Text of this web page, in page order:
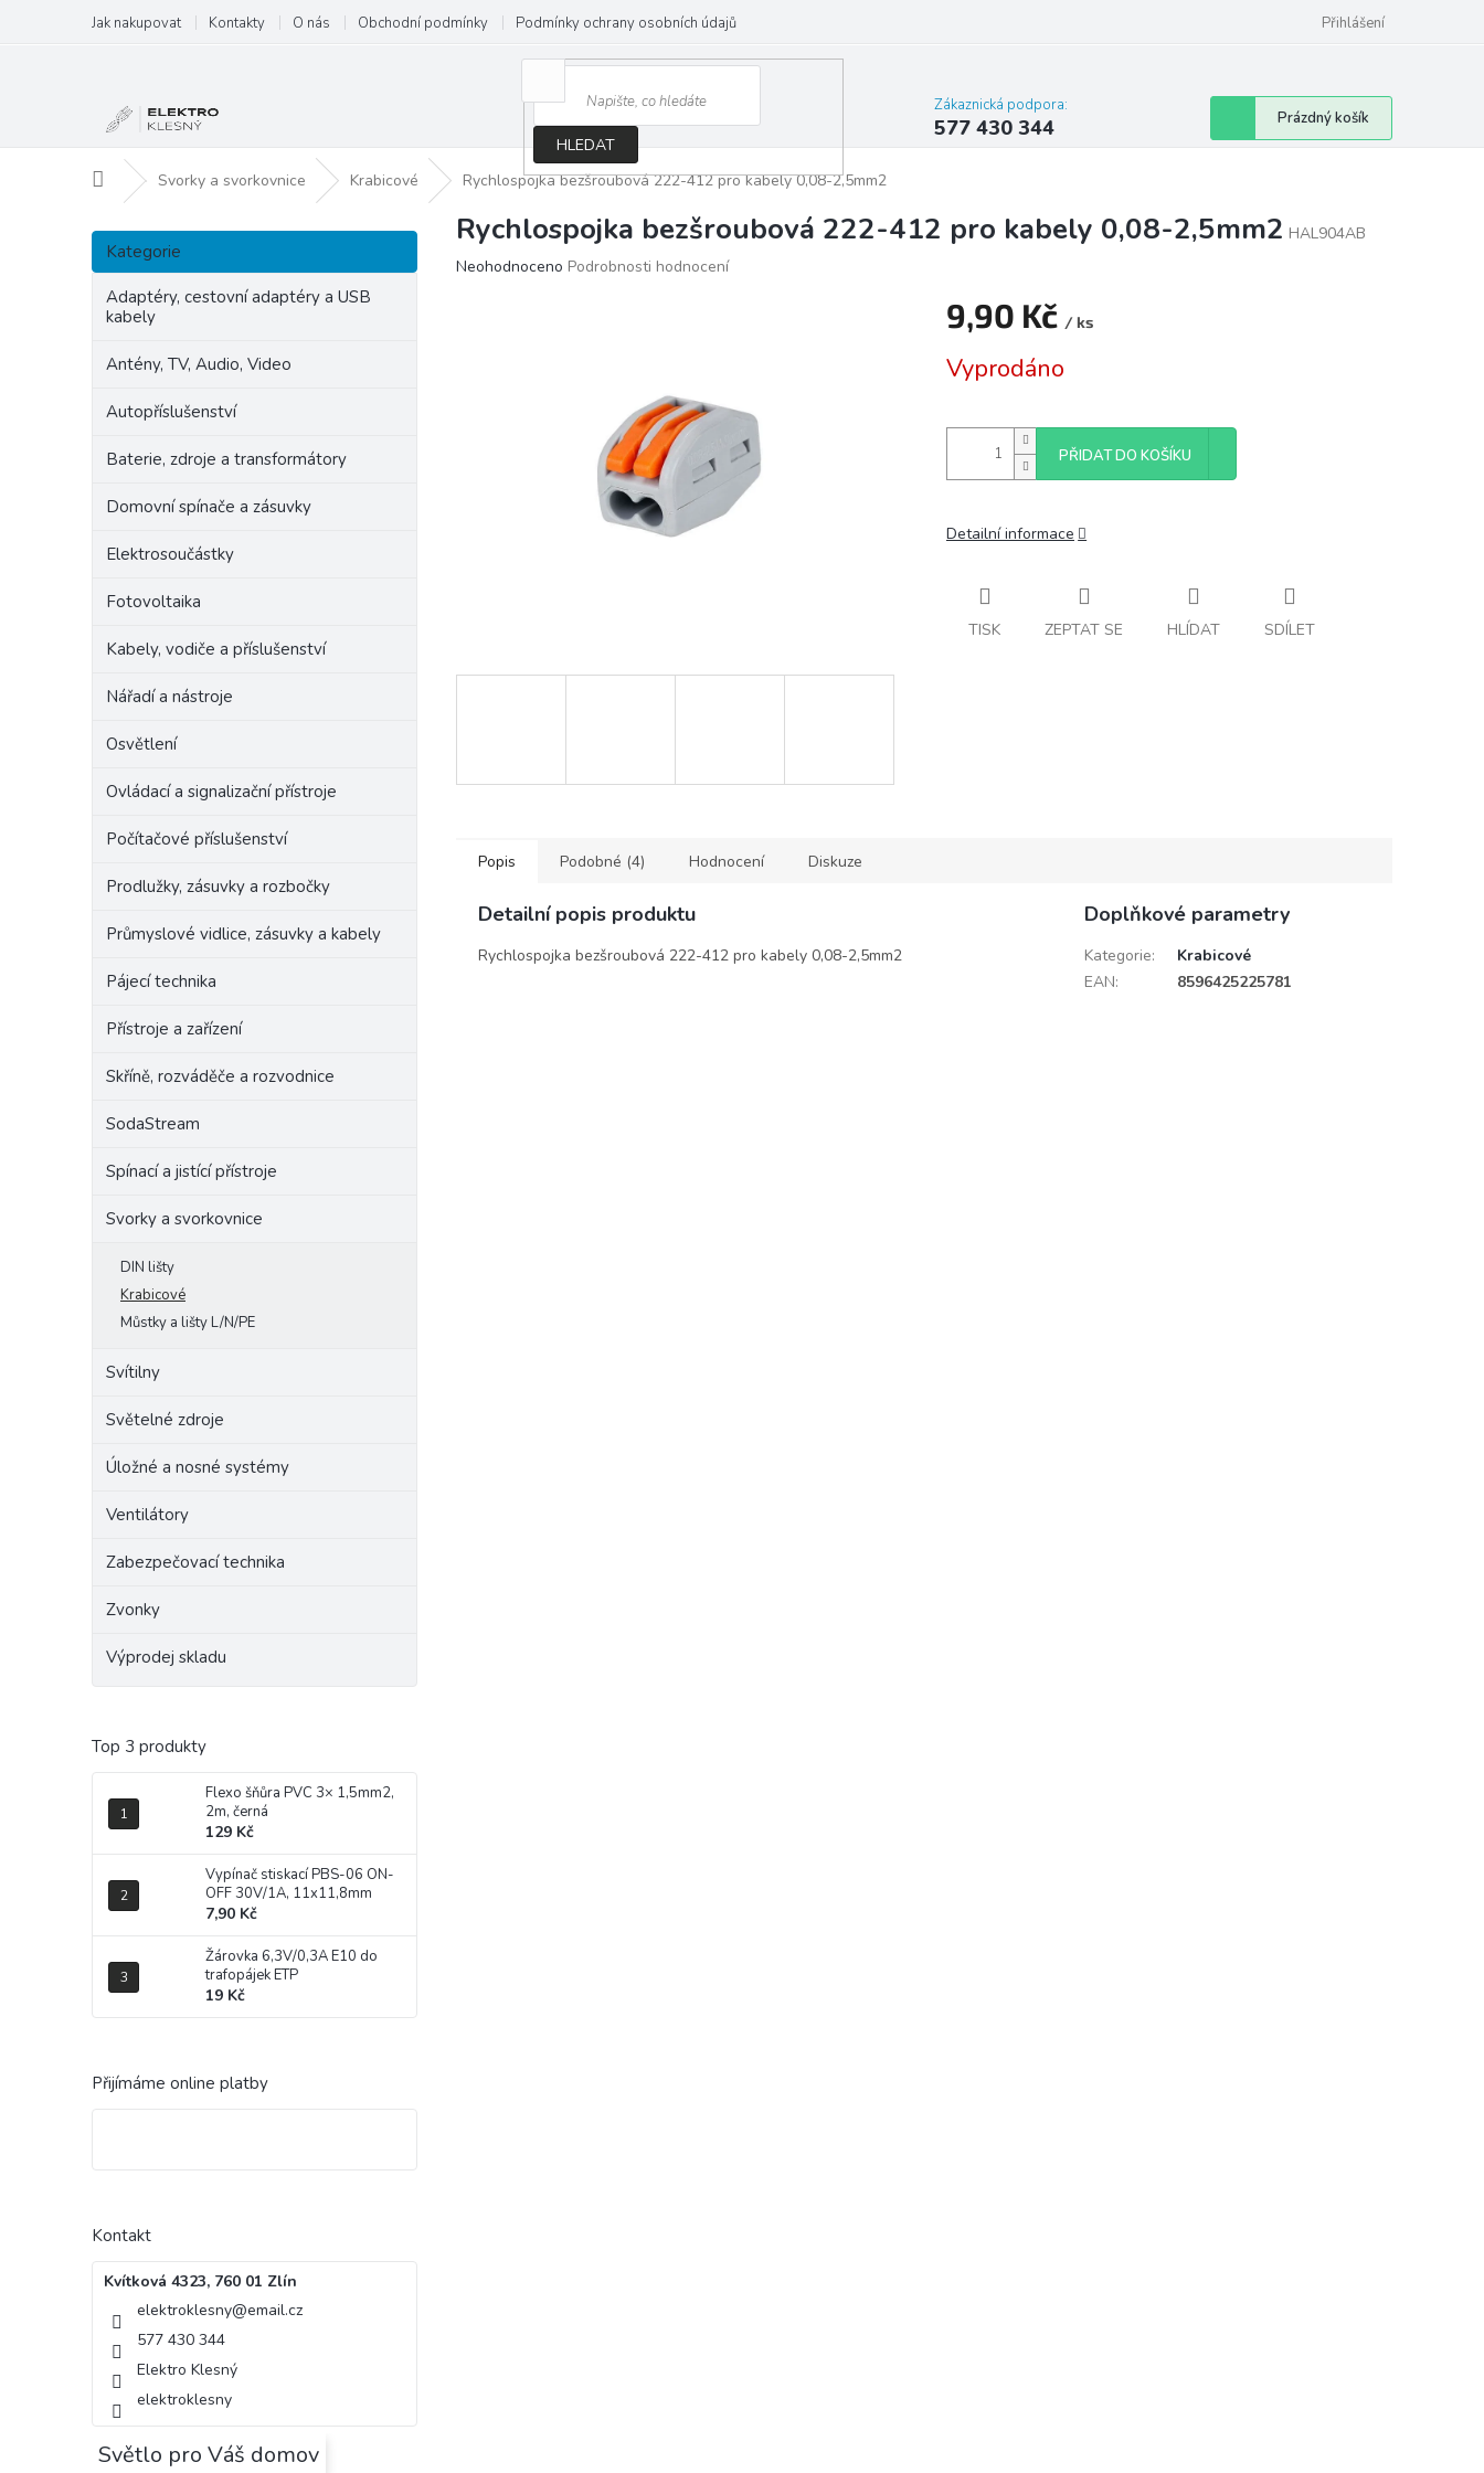
obsah
Jak nakupovat Kontakty O nás Obchodní podmínky Podmínky ochrany osobních údajů Přihlášení
HLEDAT
Zákaznická podpora:
577 430 344
Nákupní
košík
Prázdný košík
Domů Svorky a svorkovnice Krabicové Rychlospojka bezšroubová 222-412 pro kabely 0,08-2,5mm2
P
s
Přeskočit
kategorie
Kategorie
Adaptéry, cestovní adaptéry a USB
kabely
Antény, TV, Audio, Video
Autopříslušenství
Baterie, zdroje a transformátory
Domovní spínače a zásuvky
Elektrosoučástky
Fotovoltaika
Kabely, vodiče a příslušenství
Nářadí a nástroje
Osvětlení
Ovládací a signalizační přístroje
Počítačové příslušenství
Prodlužky, zásuvky a rozbočky
Průmyslové vidlice, zásuvky a kabely
Pájecí technika
Přístroje a zařízení
Skříně, rozváděče a rozvodnice
SodaStream
Spínací a jistící přístroje
Svorky a svorkovnice
DIN lišty
Krabicové
Můstky a lišty L/N/PE
Svítilny
Světelné zdroje
Úložné a nosné systémy
Ventilátory
Zabezpečovací technika
Zvonky
Výprodej skladu
Top 3 produkty
Flexo šňůra PVC 3× 1,5mm2,
2m, černá
129 Kč
Vypínač stiskací PBS-06 ON-
OFF 30V/1A, 11x11,8mm
7,90 Kč
Žárovka 6,3V/0,3A E10 do
trafopájek ETP
19 Kč
Přijímáme online platby
Kontakt
Kvítková 4323, 760 01 Zlín
elektroklesny@email.cz
577 430 344
Elektro Klesný
elektroklesny
Světlo pro Váš domov
Rychlospojka bezšroubová 222-412 pro kabely 0,08-2,5mm2 HAL904AB
Průměrné
Neohodnoceno Podrobnosti hodnocení
9,90 Kč / ks
cena:
Vyprodáno
PŘIDAT DO KOŠÍKU
Detailní informace
TISK ZEPTAT SE HLÍDAT SDÍLET
Popis Podobné (4) Hodnocení Diskuze
Detailní popis produktu
Rychlospojka bezšroubová 222-412 pro kabely 0,08-2,5mm2
Doplňkové parametry
Kategorie:
Krabicové
EAN: 8596425225781